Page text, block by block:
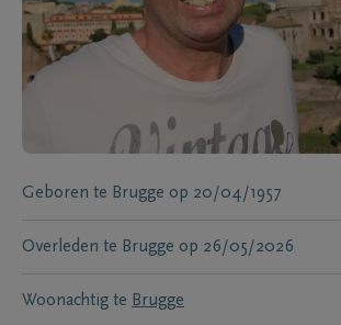
Geboren te Brugge op 20/04/1957
Overleden te Brugge op 26/05/2026
Woonachtig te Brugge